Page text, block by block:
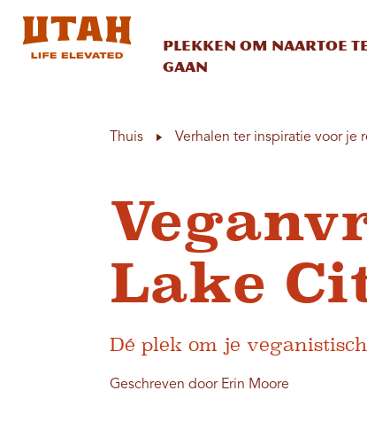
Plekken om naartoe
gaan
Thuis Verhalen ter inspiratie voor je
Lake
Dé plek om je
Geschreven door Erin Moore